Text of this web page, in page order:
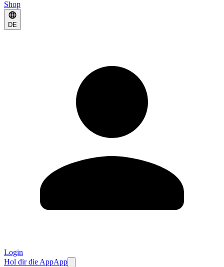
Shop
DE
Login
Hol dir die AppApp